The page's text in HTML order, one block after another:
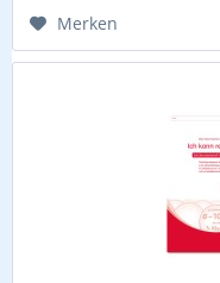
Merken